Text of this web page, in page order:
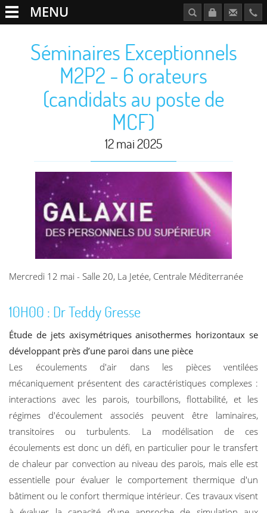
MENU
Séminaires Exceptionnels
M2P2 - 6 orateurs
(candidats au poste de
MCF)
12 mai 2025
Mercredi 12 mai - Salle 20, La Jetée, Centrale Méditerranée
10H00 : Dr Teddy Gresse
Étude de jets axisymétriques anisothermes horizontaux se
développant près d’une paroi dans une pièce
Les écoulements d'air dans les pièces ventilées
mécaniquement présentent des caractéristiques complexes :
interactions avec les parois, tourbillons, flottabilité, et les
régimes d'écoulement associés peuvent être laminaires,
transitoires ou turbulents. La modélisation de ces
écoulements est donc un défi, en particulier pour le transfert
de chaleur par convection au niveau des parois, mais elle est
essentielle pour évaluer le comportement thermique d'un
bâtiment ou le confort thermique intérieur. Ces travaux visent